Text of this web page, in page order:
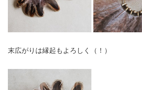
末広がりは縁起もよろしく（！）